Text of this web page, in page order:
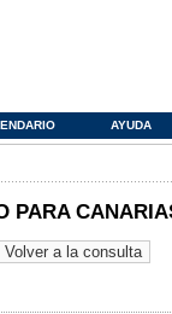
AYUDA
PARA